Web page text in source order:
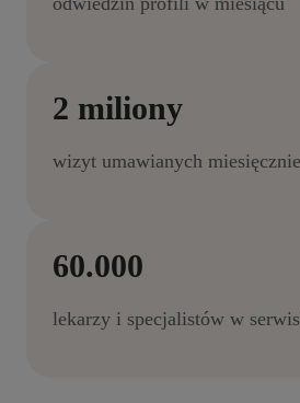
2 miliony
wizyt umawianych miesięcznie
60.000
lekarzy i specjalistów w